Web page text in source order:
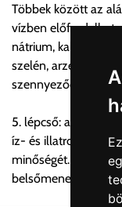
Az eltérésről a
értesíteni kell. Az
aláírás mellett
elmaradásából
kitöltésének
A szállítás egyéb
gépjármű beállási
szabad helyről az
messzebbről való
Többek között az
vízben
nátrium, kalcium,
szelén, arzén,
szennyeződések.
5. lépcső: aktívszén
íz- és illatrontó
minőségét.
belsőmenet)